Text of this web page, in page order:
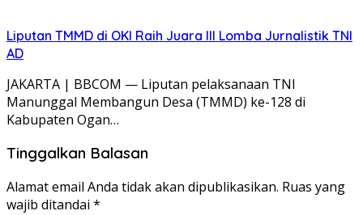
Liputan TMMD di OKI Raih Juara III Lomba Jurnalistik TNI
AD
JAKARTA | BBCOM — Liputan pelaksanaan TNI
Manunggal Membangun Desa (TMMD) ke-128 di
Kabupaten Ogan…
Tinggalkan Balasan
Alamat email Anda tidak akan dipublikasikan. Ruas yang
wajib ditandai *